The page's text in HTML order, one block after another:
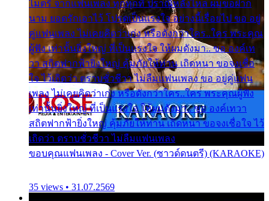
ไมตรี จากแฟนเพลง ทุกทุกที่ ปราณีหลั่งไหล ผมขอฝาก
นาม ยอดรักเอาไว้ โปรดเป็นแรงใจ อย่างนี้เรื่อยไป ขอ อยู่
คู่แฟนเพลง ไม่เคยคิดว่าเก่ง หรือดังกว่าใคร..ใคร พระคุณ
ผู้ฟัง เท่านั้นยิ่งใหญ่ ที่เป็นแรงใจ ให้ผมดังมา.. ขอ องค์เท
วา สถิตฟากฟ้ายิ่งใหญ่ คุ้มภัยให้ท่าน เถิดหนา ขอจงเชื่อ
ใจ ไว้เถิดว่า ตราบชั่วชีวา ไม่ลืมแฟนเพลง ขอ อยู่คู่แฟน
เพลง ไม่เคยคิดว่าเก่ง หรือดังกว่าใคร..ใคร พระคุณผู้ฟัง
เท่านั้นยิ่งใหญ่ ที่เป็นแรงใจ ให้ผมดังมา.. ขอ องค์เทวา
สถิตฟากฟ้ายิ่งใหญ่ คุ้มภัยให้ท่าน เถิดหนา ขอจงเชื่อใจ ไว้
เถิดว่า ตราบชั่วชีวา ไม่ลืมแฟนเพลง
ขอบคุณแฟนเพลง - Cover Ver. (ซาวด์ดนตรี) (KARAOKE)
35 views • 31.07.2569